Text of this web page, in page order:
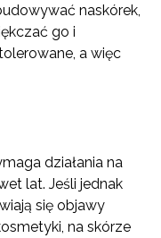
naskórek,
go i
a więc
działania na
lat. Jeśli jednak
się objawy
na skórze